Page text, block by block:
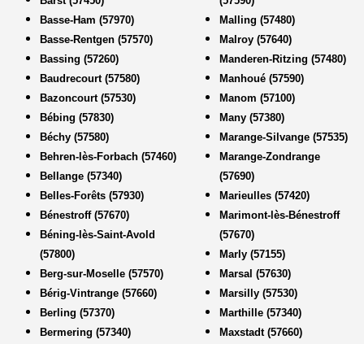
Basse-Ham (57970)
Basse-Rentgen (57570)
Bassing (57260)
Baudrecourt (57580)
Bazoncourt (57530)
Bébing (57830)
Béchy (57580)
Behren-lès-Forbach (57460)
Bellange (57340)
Belles-Forêts (57930)
Bénestroff (57670)
Béning-lès-Saint-Avold
(57800)
Berg-sur-Moselle (57570)
Bérig-Vintrange (57660)
Berling (57370)
Bermering (57340)
Malling (57480)
Malroy (57640)
Manderen-Ritzing (57480)
Manhoué (57590)
Manom (57100)
Many (57380)
Marange-Silvange (57535)
Marange-Zondrange
(57690)
Marieulles (57420)
Marimont-lès-Bénestroff
(57670)
Marly (57155)
Marsal (57630)
Marsilly (57530)
Marthille (57340)
Maxstadt (57660)